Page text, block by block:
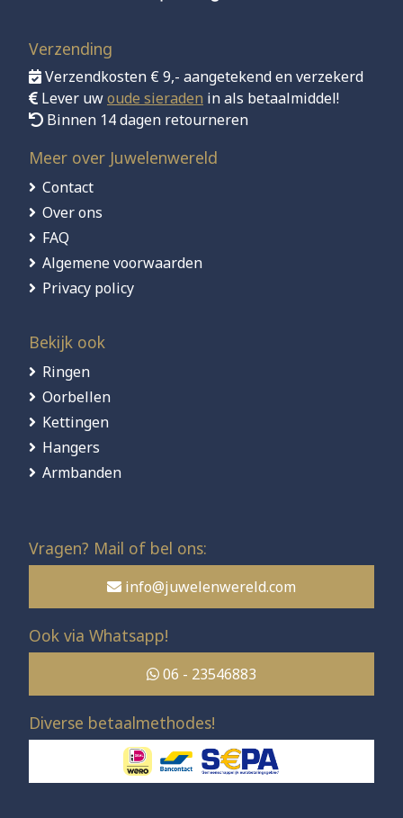
Verzending
Verzendkosten € 9,- aangetekend en verzekerd
Lever uwoude sieraden in als betaalmiddel!
Binnen 14 dagen retourneren
Meer over Juwelenwereld
Contact
Over ons
FAQ
Algemene voorwaarden
Privacy policy
Bekijk ook
Ringen
Oorbellen
Kettingen
Hangers
Armbanden
Vragen? Mail of bel ons:
info@juwelenwereld.com
Ook via Whatsapp!
06 - 23546883
Diverse betaalmethodes!